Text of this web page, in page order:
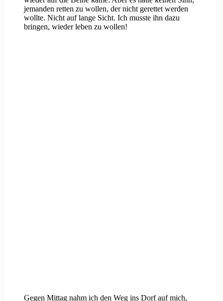
jemanden retten zu wollen, der nicht gerettet werden
wollte. Nicht auf lange Sicht. Ich musste ihn dazu
bringen, wieder leben zu wollen!
Gegen Mittag nahm ich den Weg ins Dorf auf mich,